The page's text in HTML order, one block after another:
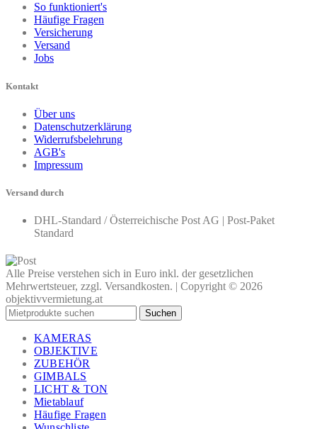
So funktioniert's
Häufige Fragen
Versicherung
Versand
Jobs
Kontakt
Über uns
Datenschutzerklärung
Widerrufsbelehrung
AGB's
Impressum
Versand durch
DHL-Standard / Österreichische Post AG | Post-Paket
Standard
Alle Preise verstehen sich in Euro inkl. der gesetzlichen
Mehrwertsteuer, zzgl. Versandkosten. | Copyright © 2026
objektivvermietung.at
Suchen
KAMERAS
OBJEKTIVE
ZUBEHÖR
GIMBALS
LICHT & TON
Mietablauf
Häufige Fragen